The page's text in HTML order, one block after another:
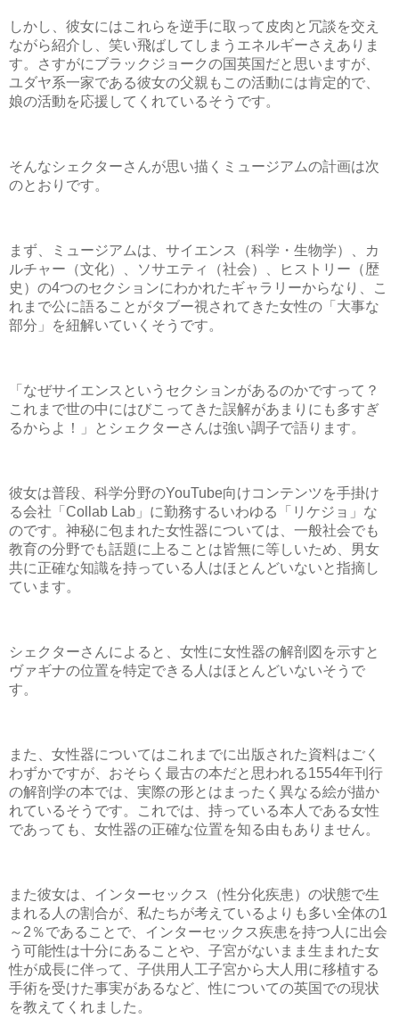
しかし、彼女にはこれらを逆手に取って皮肉と冗談を交え
ながら紹介し、笑い飛ばしてしまうエネルギーさえありま
す。さすがにブラックジョークの国英国だと思いますが、
ユダヤ系一家である彼女の父親もこの活動には肯定的で、
娘の活動を応援してくれているそうです。
そんなシェクターさんが思い描くミュージアムの計画は次
のとおりです。
まず、ミュージアムは、サイエンス（科学・生物学）、カ
ルチャー（文化）、ソサエティ（社会）、ヒストリー（歴
史）の4つのセクションにわかれたギャラリーからなり、こ
れまで公に語ることがタブー視されてきた女性の「大事な
部分」を紐解いていくそうです。
「なぜサイエンスというセクションがあるのかですって？
これまで世の中にはびこってきた誤解があまりにも多すぎ
るからよ！」とシェクターさんは強い調子で語ります。
彼女は普段、科学分野のYouTube向けコンテンツを手掛け
る会社「Collab Lab」に勤務するいわゆる「リケジョ」な
のです。神秘に包まれた女性器については、一般社会でも
教育の分野でも話題に上ることは皆無に等しいため、男女
共に正確な知識を持っている人はほとんどいないと指摘し
ています。
シェクターさんによると、女性に女性器の解剖図を示すと
ヴァギナの位置を特定できる人はほとんどいないそうで
す。
また、女性器についてはこれまでに出版された資料はごく
わずかですが、おそらく最古の本だと思われる1554年刊行
の解剖学の本では、実際の形とはまったく異なる絵が描か
れているそうです。これでは、持っている本人である女性
であっても、女性器の正確な位置を知る由もありません。
また彼女は、インターセックス（性分化疾患）の状態で生
まれる人の割合が、私たちが考えているよりも多い全体の1
～2％であることで、インターセックス疾患を持つ人に出会
う可能性は十分にあることや、子宮がないまま生まれた女
性が成長に伴って、子供用人工子宮から大人用に移植する
手術を受けた事実があるなど、性についての英国での現状
を教えてくれました。